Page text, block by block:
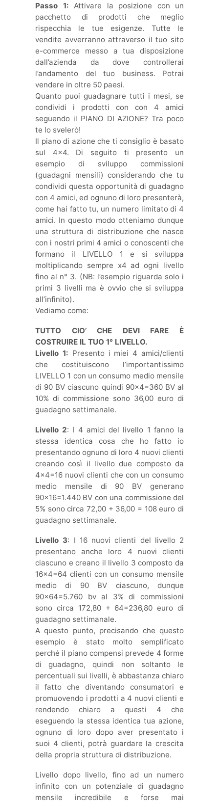
Passo 1: Attivare la posizione con un
pacchetto di prodotti che meglio
rispecchia le tue esigenze. Tutte le
vendite avverranno attraverso il tuo sito
e-commerce messo a tua disposizione
dall’azienda da dove controllerai
l’andamento del tuo business. Potrai
vendere in oltre 50 paesi.
Quanto puoi guadagnare tutti i mesi, se
condividi i prodotti con con 4 amici
seguendo il PIANO DI AZIONE? Tra poco
te lo svelerò!
Il piano di azione che ti consiglio è basato
sul 4×4. Di seguito ti presento un
esempio di sviluppo commissioni
(guadagni mensili) considerando che tu
condividi questa opportunità di guadagno
con 4 amici, ed ognuno di loro presenterà,
come hai fatto tu, un numero limitato di 4
amici. In questo modo otteniamo dunque
una struttura di distribuzione che nasce
con i nostri primi 4 amici o conoscenti che
formano il LIVELLO 1 e si sviluppa
moltiplicando sempre x4 ad ogni livello
fino al n° 3. (NB: l’esempio riguarda solo i
primi 3 livelli ma è ovvio che si sviluppa
all’infinito).
Vediamo come:
TUTTO CIO’ CHE DEVI FARE È
COSTRUIRE IL TUO 1° LIVELLO.
Livello 1: Presento i miei 4 amici/clienti
che costituiscono l’importantissimo
LIVELLO 1 con un consumo medio mensile
di 90 BV ciascuno quindi 90×4=360 BV al
10% di commissione sono 36,00 euro di
guadagno settimanale.
Livello 2: I 4 amici del livello 1 fanno la
stessa identica cosa che ho fatto io
presentando ognuno di loro 4 nuovi clienti
creando così il livello due composto da
4×4=16 nuovi clienti che con un consumo
medio mensile di 90 BV generano
90×16=1.440 BV con una commissione del
5% sono circa 72,00 + 36,00 = 108 euro di
guadagno settimanale.
Livello 3: I 16 nuovi clienti del livello 2
presentano anche loro 4 nuovi clienti
ciascuno e creano il livello 3 composto da
16×4=64 clienti con un consumo mensile
medio di 90 BV ciascuno, dunque
90×64=5.760 bv al 3% di commissioni
sono circa 172,80 + 64=236,80 euro di
guadagno settimanale.
A questo punto, precisando che questo
esempio è stato molto semplificato
perché il piano compensi prevede 4 forme
di guadagno, quindi non soltanto le
percentuali sui livelli, è abbastanza chiaro
il fatto che diventando consumatori e
promuovendo i prodotti a 4 nuovi clienti e
rendendo chiaro a questi 4 che
eseguendo la stessa identica tua azione,
ognuno di loro dopo aver presentato i
suoi 4 clienti, potrà guardare la crescita
della propria struttura di distribuzione.
Livello dopo livello, fino ad un numero
infinito con un potenziale di guadagno
mensile incredibile e forse mai